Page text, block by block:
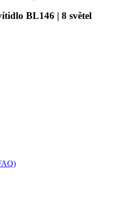
BL146 | 8 světel